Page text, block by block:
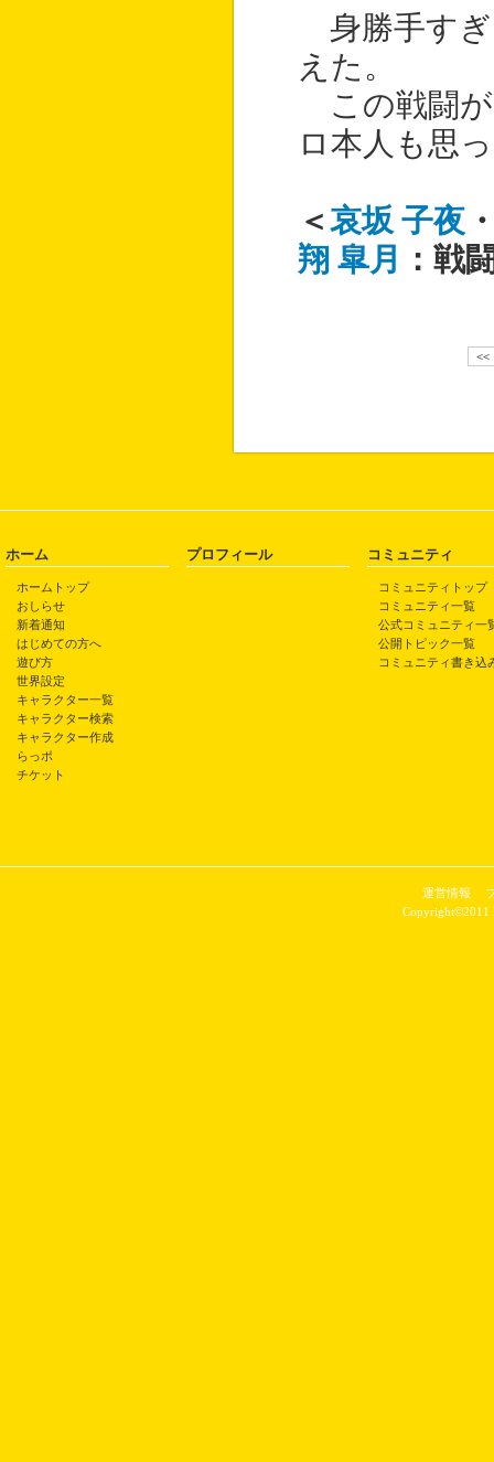
身勝手すぎ
えた。
この戦闘が
ロ本人も思
＜哀坂 子夜
翔 皐月
：戦
<<
ホーム
ホームトップ
おしらせ
新着通知
はじめての方へ
遊び方
世界設定
キャラクター一覧
キャラクター検索
キャラクター作成
らっポ
チケット
プロフィール コミュニティ
コミュニティトップ
コミュニティ一覧
公式コミュニティ一
公開トピック一覧
コミュニティ書き込
運営情報
Copyright©2011